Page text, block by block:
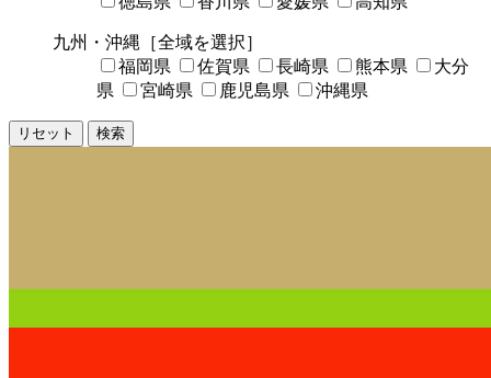
九州・沖縄 ［全域を選択］
福岡県
佐賀県 長崎県 熊本県
大分
県
宮崎県 鹿児島県 沖縄県
リセット 検索